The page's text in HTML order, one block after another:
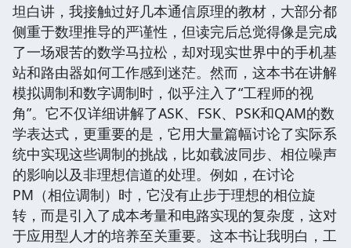
坦白讲，我接触过好几本通信原理的教材，大部分都
侧重于数理推导的严谨性，但读完后总觉得像是完成
了一场艰苦的数学马拉松，却对现实世界中的手机基
站和路由器如何工作感到迷茫。然而，这本书在讲解
模拟调制和数字调制时，似乎注入了“工程师的视
角”。它不仅详细讲解了ASK、FSK、PSK和QAM的数
学表达式，更重要的是，它用大量篇幅讨论了实际系
统中实现这些调制的挑战，比如载波同步、相位噪声
的影响以及非理想信道的处理。例如，在讨论
PM（相位调制）时，它没有止步于理想的相位旋
转，而是引入了成本考量和电路实现的复杂度，这对
于应用型人才的培养至关重要。这本书让我明白，工